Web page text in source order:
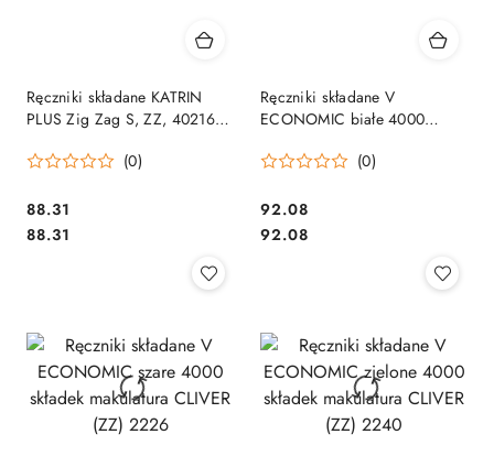
Ręczniki składane KATRIN
PLUS Zig Zag S, ZZ, 402161,
celuloza
(0)
Cena:
88.31
Cena:
88.31
Ręczniki składane V
ECONOMIC białe 4000
(ZZ) 2271
(0)
Cena:
92.08
Cena:
92.08